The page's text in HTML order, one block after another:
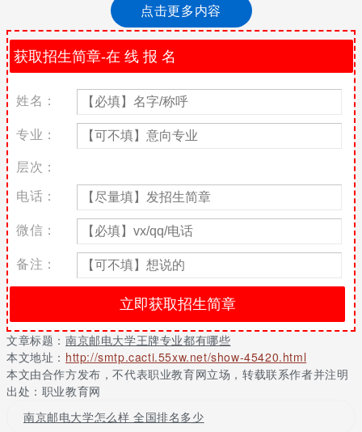
南京邮电大学王牌专业名单
国家特色专业建设点：通信工程、电子信息工程、电子科学与技
术、计算机科学与技术、信息安全、自动化、工商管理
国家专业综合改革试点项目：通信工程
省级品牌特色专业及建设点：通信工程、电子信息工程、电子信息
科学与技术、电子科学与技术、光信息科学与技术、计算机科学与
技术、自动化、测控技术与仪器、信息与计算科学、工商管理、信
息管理与信息系统、英语等
国家级卓越计划专业：自动化、通信工程、光电信息工程、电磁场
与无线技术、测控技术与仪器、电子信息工程、电子科学与技术、
计算机科学与技术
江苏重点建设学科
世界一流学科建设学科：电子科学与技术
国家重点（培育）学科：信号与信息处理
江苏省优势学科：信息与通信工程、有机光电子学
江苏省重点一级学科：信息与通信工程
省重点序列学科：智能电网与控制技术
点击更多内容
姓名：
专业：
层次：
电话：
微信：
备注：
文章标题： 南京邮电大学王牌专业都有哪些
本文地址： http://smtp.cacti.55xw.net/show-45420.html
本文由合作方发布，不代表职业教育网立场，转载联系作者并注明
出处：职业教育网
南京邮电大学怎么样 全国排名多少